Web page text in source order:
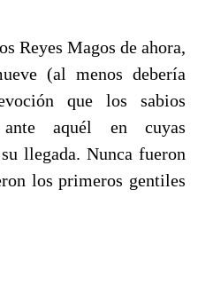
Reyes Magos de ahora,
(al menos debería
que los sabios
ante aquél en cuyas
llegada. Nunca fueron
los primeros gentiles